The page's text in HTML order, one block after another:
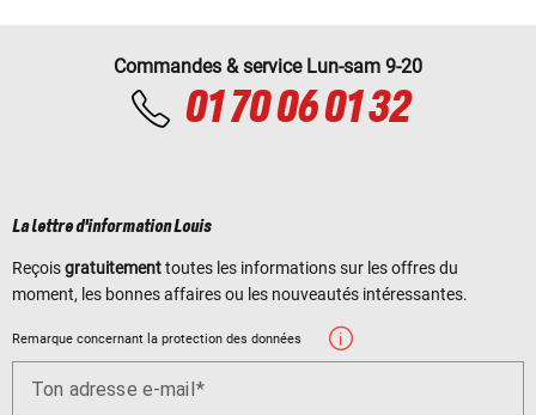
Commandes & service Lun-sam 9-20
01 70 06 01 32
La lettre d'information Louis
Reçoisgratuitementtoutes les informations sur les offres du
moment, les bonnes affaires ou les nouveautés intéressantes.
Remarque concernant la protection des données
Ton adresse e-mail